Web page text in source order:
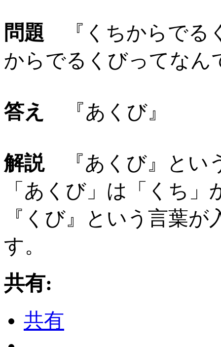
問題 『くちからでる
からでるくびってな
答え 『あくび』
解説『あくび』とい
「あくび」は「くち
『くび』という言葉
す。
共有:
共有